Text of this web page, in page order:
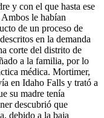
y con el que hasta ese
le habían
de un proceso de
en la demanda
corte del distrito de
a la familia, por lo
médica. Mortimer,
en Idaho Falls y trató a
su madre tenía
descubrió que
debido a la baja